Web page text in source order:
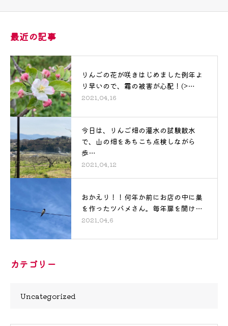
最近の記事
りんごの花が咲きはじめました例年よ
り早いので、霜の被害が心配！(>…
2021.04.16
今日は、りんご畑の灌水の試験散水
で、山の畑をあちこち点検しながら
歩…
2021.04.12
おかえり！！何年か前にお店の中に巣
を作ったツバメさん。毎年扉を開け…
2021.04.6
カテゴリー
Uncategorized